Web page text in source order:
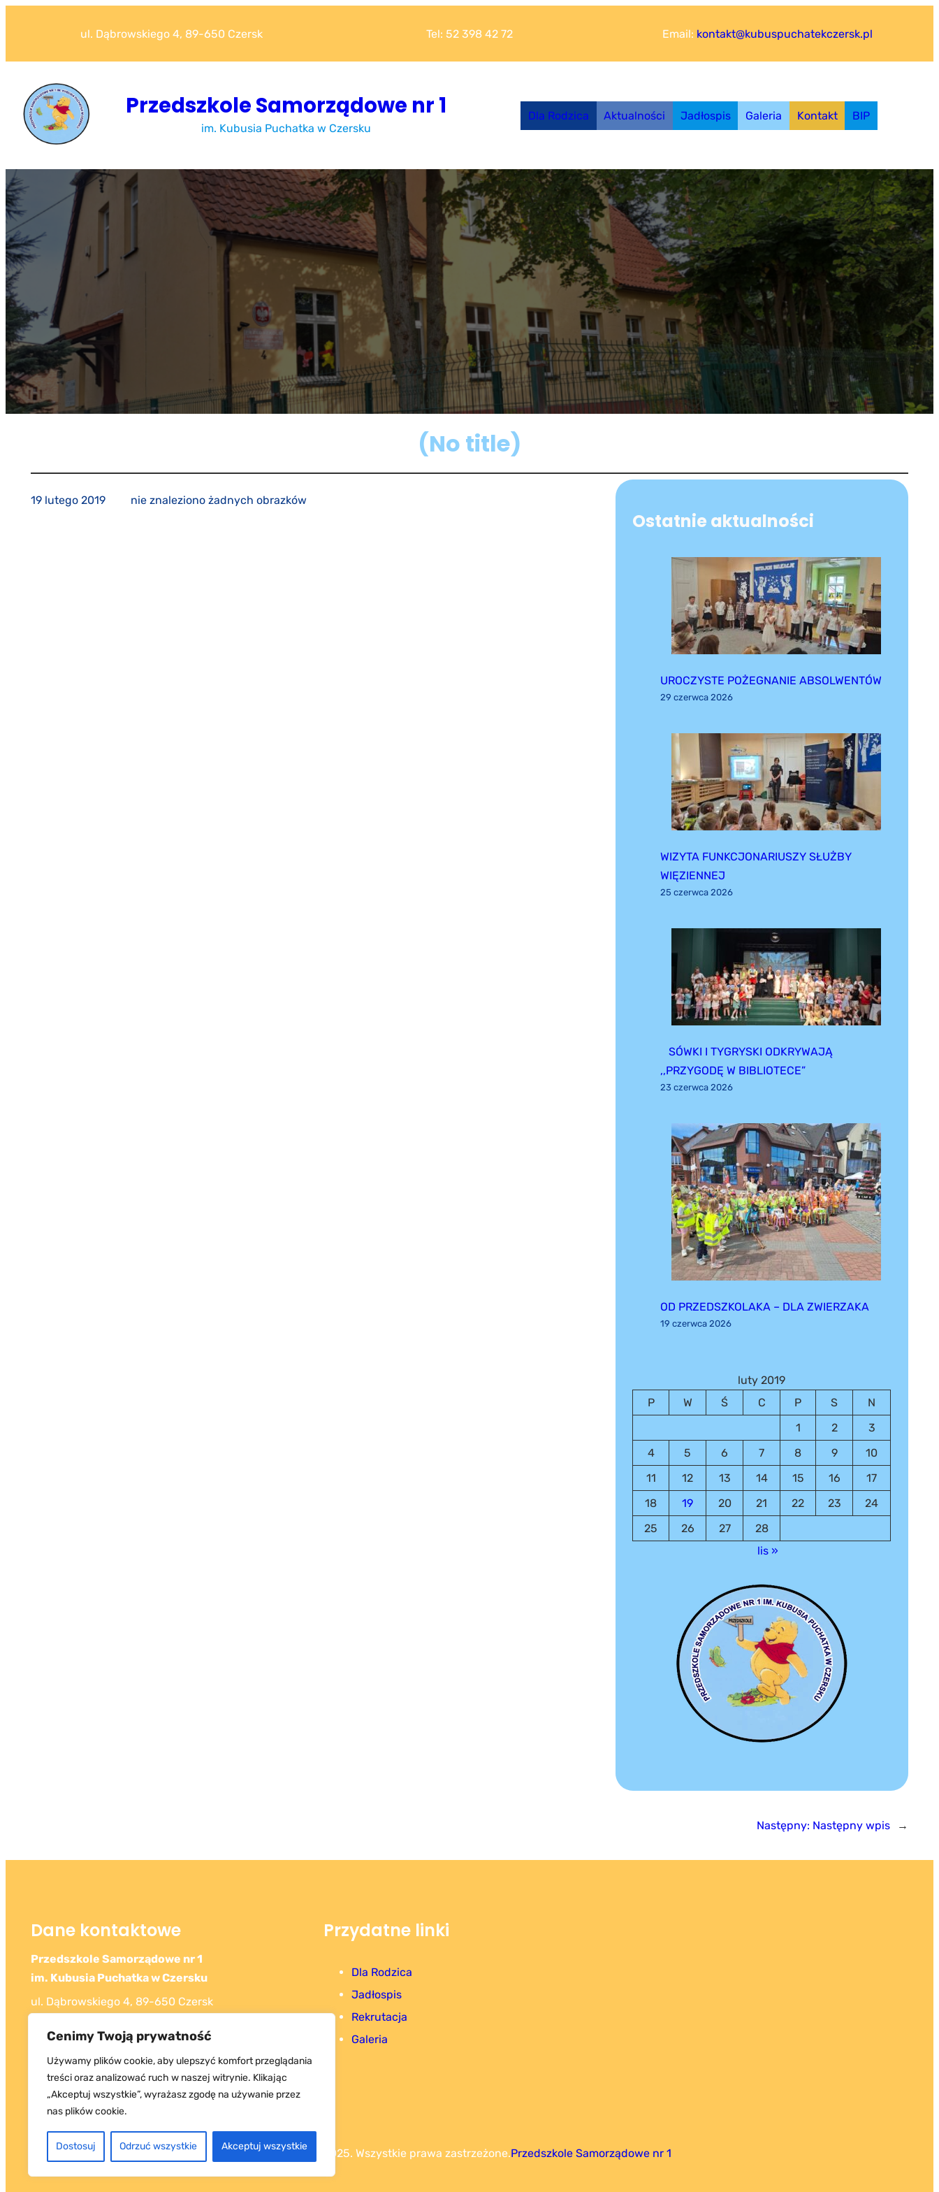
Cenimy Twoją prywatność
Używamy plików cookie, aby ulepszyć komfort przeglądania
treści oraz analizować ruch w naszej witrynie. Klikając
„Akceptuj wszystkie”, wyrażasz zgodę na używanie przez
nas plików cookie.
Dostosuj Odrzuć wszystkie Akceptuj wszystkie
ul. Dąbrowskiego 4, 89-650 Czersk Tel: 52 398 42 72 Email: kontakt@kubuspuchatekczersk.pl
Przedszkole Samorządowe nr 1
im. Kubusia Puchatka w Czersku
Dla Rodzica Aktualności Jadłospis Galeria Kontakt BIP
(No title)
19 lutego 2019 nie znaleziono żadnych obrazków
Ostatnie aktualności
UROCZYSTE POŻEGNANIE ABSOLWENTÓW
29 czerwca 2026
WIZYTA FUNKCJONARIUSZY SŁUŻBY
WIĘZIENNEJ
25 czerwca 2026
SÓWKI I TYGRYSKI ODKRYWAJĄ
,,PRZYGODĘ W BIBLIOTECE”
23 czerwca 2026
OD PRZEDSZKOLAKA – DLA ZWIERZAKA
19 czerwca 2026
luty 2019
P
W Ś C P S
N
1
2
3
4
5 6 7 8 9
10
11
12 13 14 15 16
17
18
19 20 21 22 23
24
25
26 27
28
lis »
Następny: Następny wpis →
Dane kontaktowe
Przedszkole Samorządowe nr 1
im. Kubusia Puchatka w Czersku
ul. Dąbrowskiego 4, 89-650 Czersk
Przydatne linki
Dla Rodzica
Jadłospis
Rekrutacja
Galeria
Copyright 2025. Wszystkie prawa zastrzeżone.Przedszkole Samorządowe nr 1